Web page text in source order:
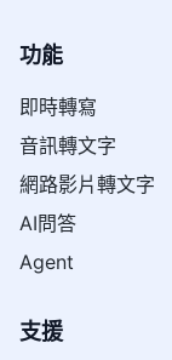
功能
即時轉寫
音訊轉文字
網路影片轉文字
AI問答
Agent
支援